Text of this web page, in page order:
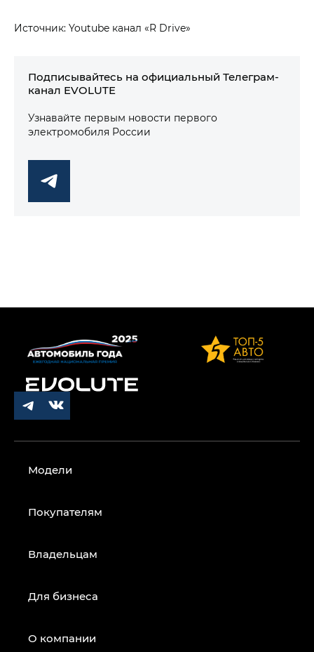
Источник: Youtube канал «R Drive»
Подписывайтесь на официальный Телеграм-
канал EVOLUTE
Узнавайте первым новости первого
электромобиля России
Модели
Покупателям
Владельцам
Для бизнеса
О компании